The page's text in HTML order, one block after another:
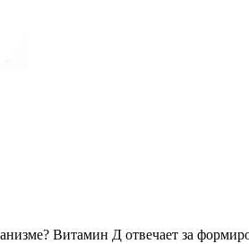
Витамин Д отвечает за